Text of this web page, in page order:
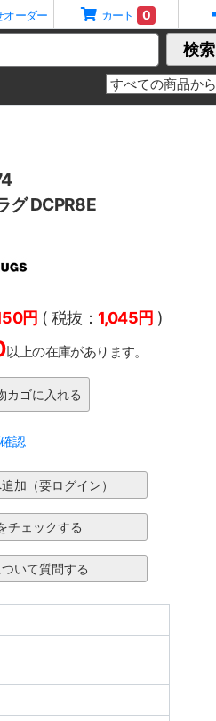
オーダー カート 0
検索
グ DCPR8E
円 ( 税抜： 1,045円 )
以上の在庫があります。
認